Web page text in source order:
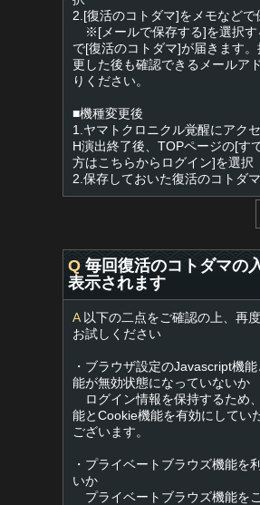
2.[復活のコトダマ]をメモなどで
※[メールで保存する]を選択す
で[復活のコトダマ]が届きます
更した後も確認できるメールア
りください。
■機種変更後
1.ヤマトクロニクル覚醒にアク
H演出終了後、TOPページの[す
方はこちらからログイン]を選択
2.保存しておいた復活のコトダ
Q 毎回復活のコトダマの
表示されます
A以下の二点をご確認の上、再
お試しください
・ブラウザ設定のJavascript機
能が無効状態になっていないか
ログイン情報を保持するため
能とCookie機能を有効にしてい
ございます。
・プライベートブラウズ機能を
いか
プライベートブラウズ機能を